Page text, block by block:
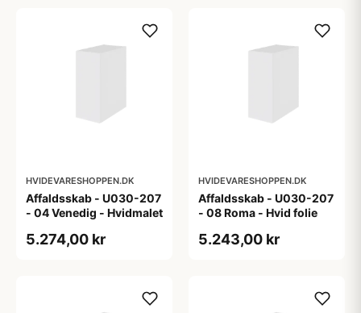
HVIDEVARESHOPPEN.DK
Affaldsskab - U030-207
- 04 Venedig - Hvidmalet
5.274,00 kr
HVIDEVARESHOPPEN.DK
Affaldsskab - U030-207
- 08 Roma - Hvid folie
5.243,00 kr